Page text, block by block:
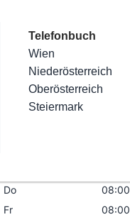
Kategorien
Friseur
Nägel
Haarentfernung
Make-Up
Top Branchen
Elektriker
Installateure
Maler & Lackierer
Branchen A-Z
Telefonbuch
Wien
Niederösterreich
Oberösterreich
Steiermark
Gnat
Öffnungszeiten
Do
08:00
Fr
08:00